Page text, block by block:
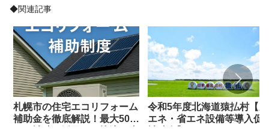
◆関連記事
札幌市の住宅エコリフォーム
補助金を徹底解説！最大50万
令和5年度北海道猿払村【新
エネ・省エネ設備等導入促